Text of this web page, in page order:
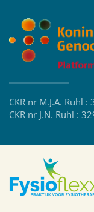
CKR nr M.J.A. Ruhl :
CKR nr J.N. Ruhl :